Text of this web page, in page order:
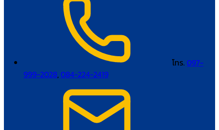
โทร. 097-
999-2028,084-224-2419